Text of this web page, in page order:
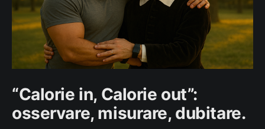
“Calorie in, Calorie out”:
osservare, misurare, dubitare.